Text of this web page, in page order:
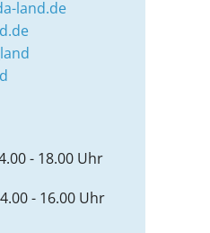
land.de
- 18.00 Uhr
- 16.00 Uhr